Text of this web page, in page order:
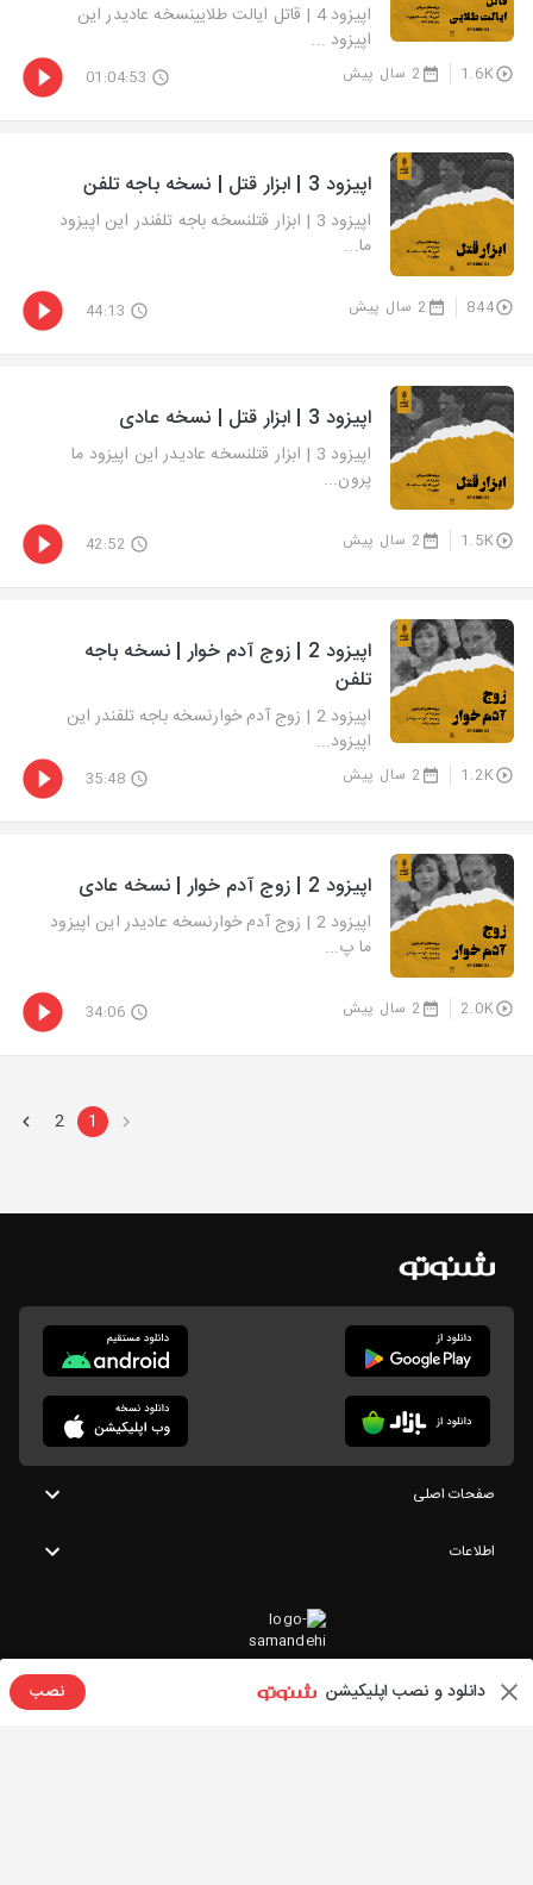
اپیزود 4 | قاتل ایالت طلایینسخه عادیدر این
اپیزود ...
1.6K 2 سال پیش 01:04:53
اپیزود 3 | ابزار قتل | نسخه باجه تلفن
اپیزود 3 | ابزار قتلنسخه باجه تلفندر این اپیزود
ما...
844 2 سال پیش 44:13
اپیزود 3 | ابزار قتل | نسخه عادی
اپیزود 3 | ابزار قتلنسخه عادیدر این اپیزود ما
پرون...
1.5K 2 سال پیش 42:52
اپیزود 2 | زوج آدم خوار | نسخه باجه
تلفن
اپیزود 2 | زوج آدم خوارنسخه باجه تلفندر این
اپیزود...
1.2K 2 سال پیش 35:48
اپیزود 2 | زوج آدم خوار | نسخه عادی
اپیزود 2 | زوج آدم خوارنسخه عادیدر این اپیزود
ما پ...
2.0K 2 سال پیش 34:06
1
2
دانلود و نصب اپلیکیشن نصب
صفحات اصلی
اطلاعات